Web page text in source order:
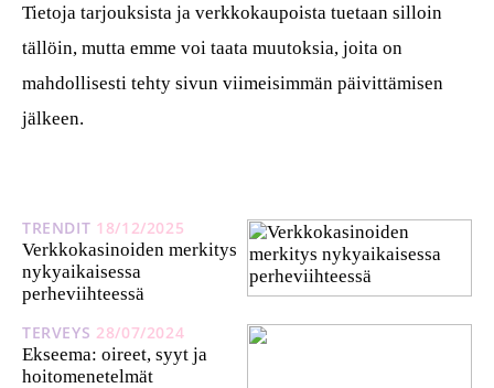
Tietoja tarjouksista ja verkkokaupoista tuetaan silloin
tällöin, mutta emme voi taata muutoksia, joita on
mahdollisesti tehty sivun viimeisimmän päivittämisen
jälkeen.
TRENDIT 18/12/2025
Verkkokasinoiden merkitys
nykyaikaisessa
perheviihteessä
TERVEYS 28/07/2024
Ekseema: oireet, syyt ja
hoitomenetelmät